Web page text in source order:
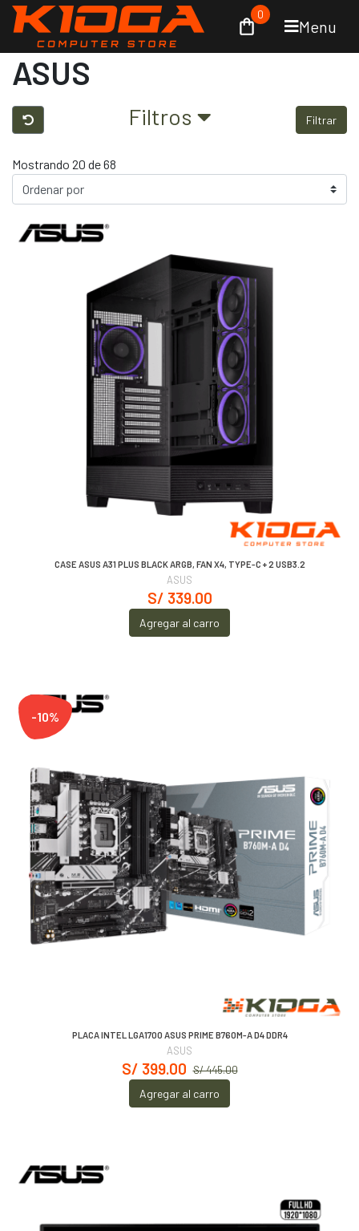
Menu
0
ASUS
Filtros Filtrar
Mostrando 20 de 68
CASE ASUS A31 PLUS BLACK ARGB, FAN X4, TYPE-C + 2 USB3.2
ASUS
S/ 339.00
Agregar al carro
-10%
PLACA INTEL LGA1700 ASUS PRIME B760M-A D4 DDR4
ASUS
S/ 445.00
S/ 399.00
Agregar al carro